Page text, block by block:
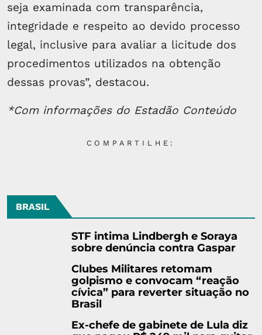
seja examinada com transparência,
integridade e respeito ao devido processo
legal, inclusive para avaliar a licitude dos
procedimentos utilizados na obtenção
dessas provas”, destacou.
*Com informações do Estadão Conteúdo
COMPARTILHE:
BRASIL
STF intima Lindbergh e Soraya
sobre denúncia contra Gaspar
Clubes Militares retomam
golpismo e convocam “reação
cívica” para reverter situação no
Brasil
Ex-chefe de gabinete de Lula diz